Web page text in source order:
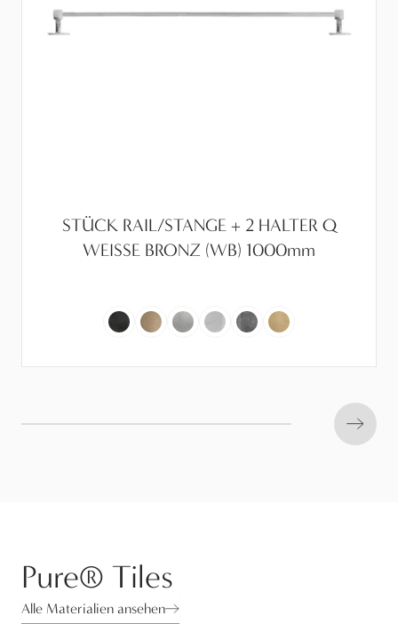
STÜCK RAIL/STANGE + 2 HALTER Q
WEISSE BRONZ (WB) 1000mm
Next
Pure® Tiles
Alle Materialien ansehen